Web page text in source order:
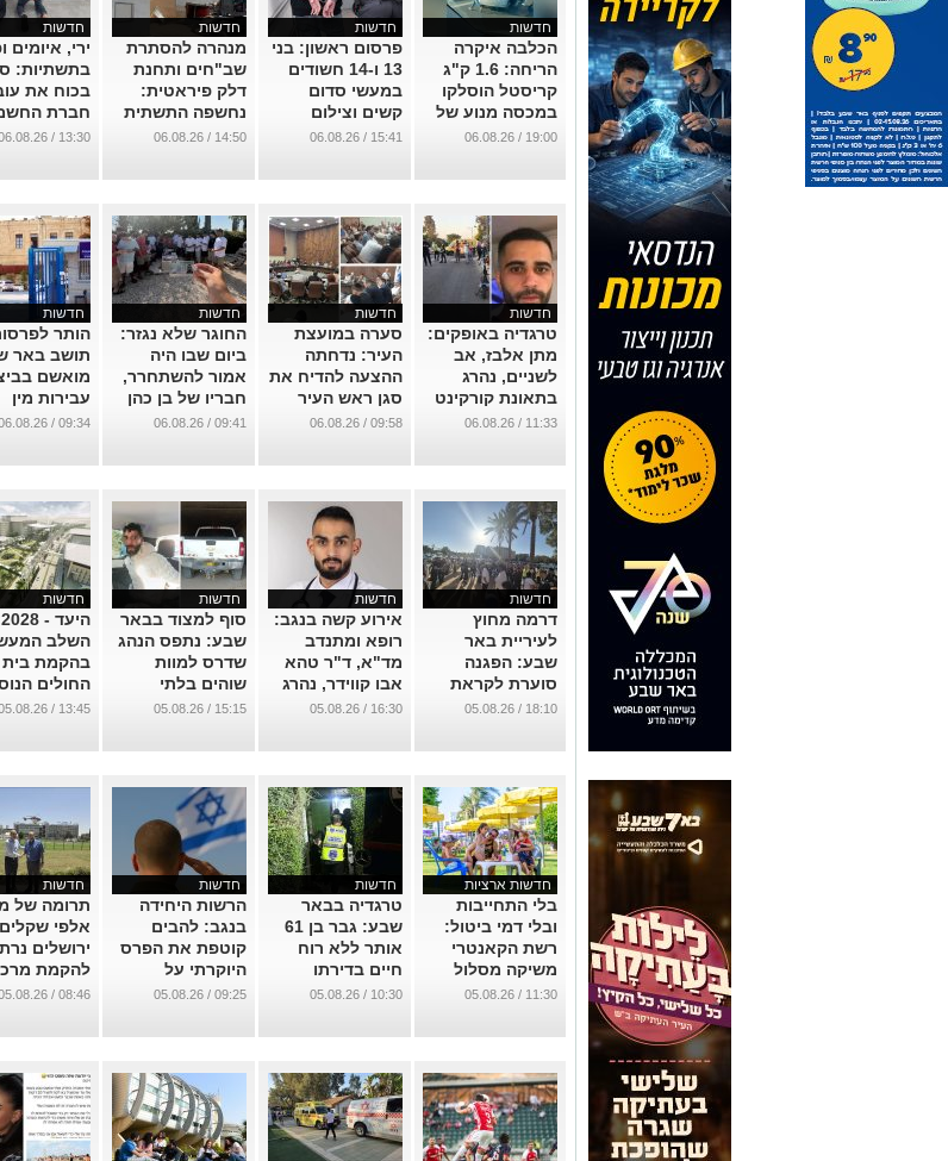
חדשות
הכלבה איקרה
הריחה: 1.6 ק"ג
קריסטל הוסלקו
במכסה מנוע של
רכב בצומת בית
...
19:00 / 06.08.26
חדשות
פרסום ראשון: בני
13 ו-14 חשודים
במעשי סדום
קשים וצילום
ההתעללות
בב''ש
15:41 / 06.08.26
חדשות
מנהרה להסתרת
שב"חים ותחנת
דלק פיראטית:
נחשפה התשתית
העבריינית בסמוך
...
14:50 / 06.08.26
חדשות
ירי, איומים
בתשתיות:
בכוח את
חברת
ונעצרו
13:30 / 06.08.26
חדשות
טרגדיה באופקים:
מתן אלבז, אב
לשניים, נהרג
בתאונת קורקינט
חשמלי
11:33 / 06.08.26
חדשות
סערה במועצת
העיר: נדחתה
ההצעה להדיח את
סגן ראש העיר
שמעון טובול
09:58 / 06.08.26
חדשות
החוגר שלא נגזר:
ביום שבו היה
אמור להשתחרר,
חבריו של בן כהן
ז"ל גזרו את
...
09:41 / 06.08.26
חדשות
הותר
תושב באר
מואשם
עבירות מין
בקרובת
לקריאה)
09:34 / 06.08.26
חדשות
דרמה מחוץ
לעיריית באר
שבע: הפגנה
סוערת לקראת
הדיון בהדחתו של
שמעון טובול
18:10 / 05.08.26
חדשות
אירוע קשה בנגב:
רופא ומתנדב
מד"א, ד"ר טהא
אבו קווידר, נהרג
בתאונה סמוך
...
16:30 / 05.08.26
חדשות
סוף למצוד בבאר
שבע: נתפס הנהג
שדרס למוות
שוהים בלתי
חוקיים בקו התפר
15:15 / 05.08.26
חדשות
השלב
בהקמת בית
החולים
בב''ש
13:45 / 05.08.26
חדשות ארציות
בלי התחייבות
ובלי דמי ביטול:
רשת הקאנטרי
משיקה מסלול
חדש לבילוי
בקאנטרי באר
...
11:30 / 05.08.26
חדשות
טרגדיה בבאר
שבע: גבר בן 61
אותר ללא רוח
חיים בדירתו
...
10:30 / 05.08.26
חדשות
הרשות היחידה
בנגב: להבים
קוטפת את הפרס
היוקרתי על
תמיכה במערך
...
09:25 / 05.08.26
חדשות
תרומה של
אלפי
ירושלים
להקמת
שיקום חדש
...
08:46 / 05.08.26